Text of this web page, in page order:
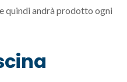
quindi andrà prodotto ogni